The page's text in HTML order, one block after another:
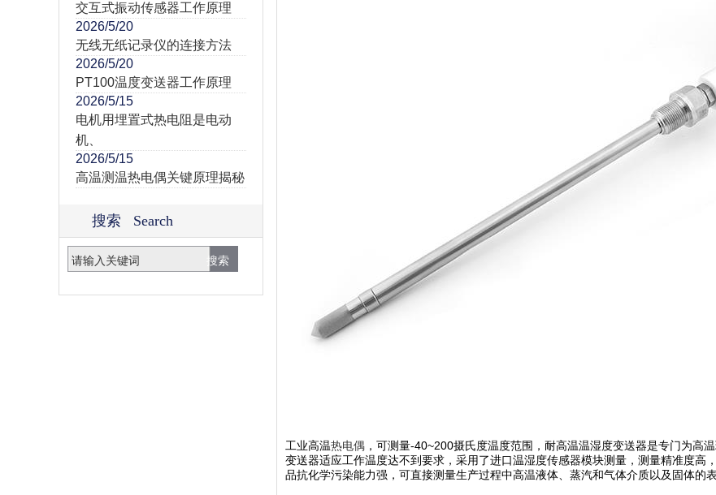
交互式振动传感器工作原理
2026/5/20
无线无纸记录仪的连接方法
2026/5/20
PT100温度变送器工作原理
2026/5/15
电机用埋置式热电阻是电动
机、
2026/5/15
高温测温热电偶关键原理揭秘
搜索 Search
工业高温热电偶 ，可测量-40~200摄氏度温度范围，耐高温温湿度变送器是专门为高
变送器适应工作温度达不到要求，采用了进口温湿度传感器模块测量，测量精准度高
品抗化学污染能力强，可直接测量生产过程中高温液体、蒸汽和气体介质以及固体的表